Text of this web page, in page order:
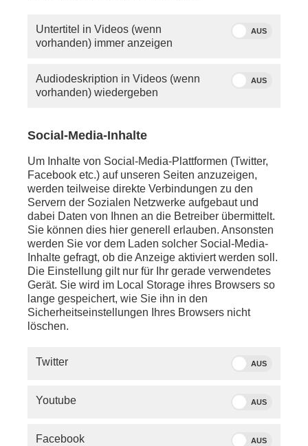
SERVICE
Untertitel in Videos (wenn
vorhanden) immer anzeigen
AUS
Audiodeskription in Videos (wenn
vorhanden) wiedergeben
AUS
Social-Media-Inhalte
Um Inhalte von Social-Media-Plattformen (Twitter,
Facebook etc.) auf unseren Seiten anzuzeigen,
werden teilweise direkte Verbindungen zu den
Servern der Sozialen Netzwerke aufgebaut und
dabei Daten von Ihnen an die Betreiber übermittelt.
Sie können dies hier generell erlauben. Ansonsten
werden Sie vor dem Laden solcher Social-Media-
Inhalte gefragt, ob die Anzeige aktiviert werden soll.
Die Einstellung gilt nur für Ihr gerade verwendetes
Gerät. Sie wird im Local Storage ihres Browsers so
lange gespeichert, wie Sie ihn in den
Sicherheitseinstellungen Ihres Browsers nicht
löschen.
Twitter AUS
Youtube AUS
Facebook AUS